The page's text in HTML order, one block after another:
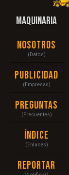
MAQUINARIA
Nosotros
(Datos)
Publicidad
(Empresas)
Preguntas
(Frecuentes)
Índice
(Enlaces)
Reportar